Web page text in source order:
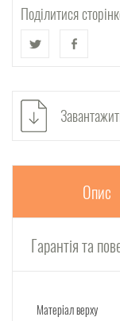
Поділитися
Опис
Гарантія та
Матеріал верху